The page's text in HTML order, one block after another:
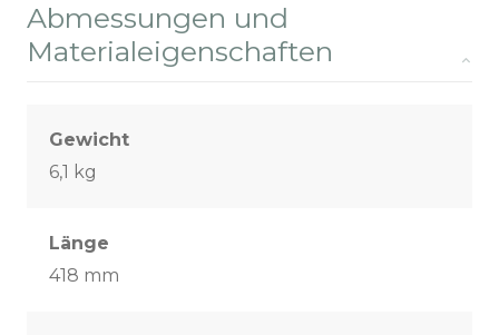
Abmessungen und
Materialeigenschaften
Gewicht
6,1 kg
Länge
418 mm